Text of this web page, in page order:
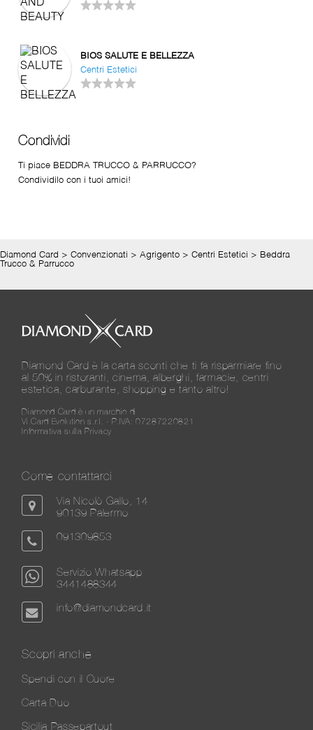
BIOS SALUTE E BELLEZZA
Centri Estetici
Condividi
Ti piace BEDDRA TRUCCO & PARRUCCO?
Condividilo con i tuoi amici!
Diamond Card > Convenzionati > Agrigento > Centri Estetici > Beddra
Trucco & Parrucco
Diamond Card è la carta sconti che ti fa risparmiare fino
al 50% in ristoranti, cinema, alberghi, farmacie, centri
estetica, carburante, shopping e tanto altro!
Diamond Card è un marchio di
Vi.Card Evolution s.r.l. - P.IVA: 07287220821
Informativa sulla Privacy
Come contattarci
Via Nicolò Gallo, 14
90139 Palermo
091309853
Servizio Whatsapp
3441488344
info@diamondcard.it
Scopri anche
Spendi con il Cuore
Carta Duo
Sicilia Passepartout